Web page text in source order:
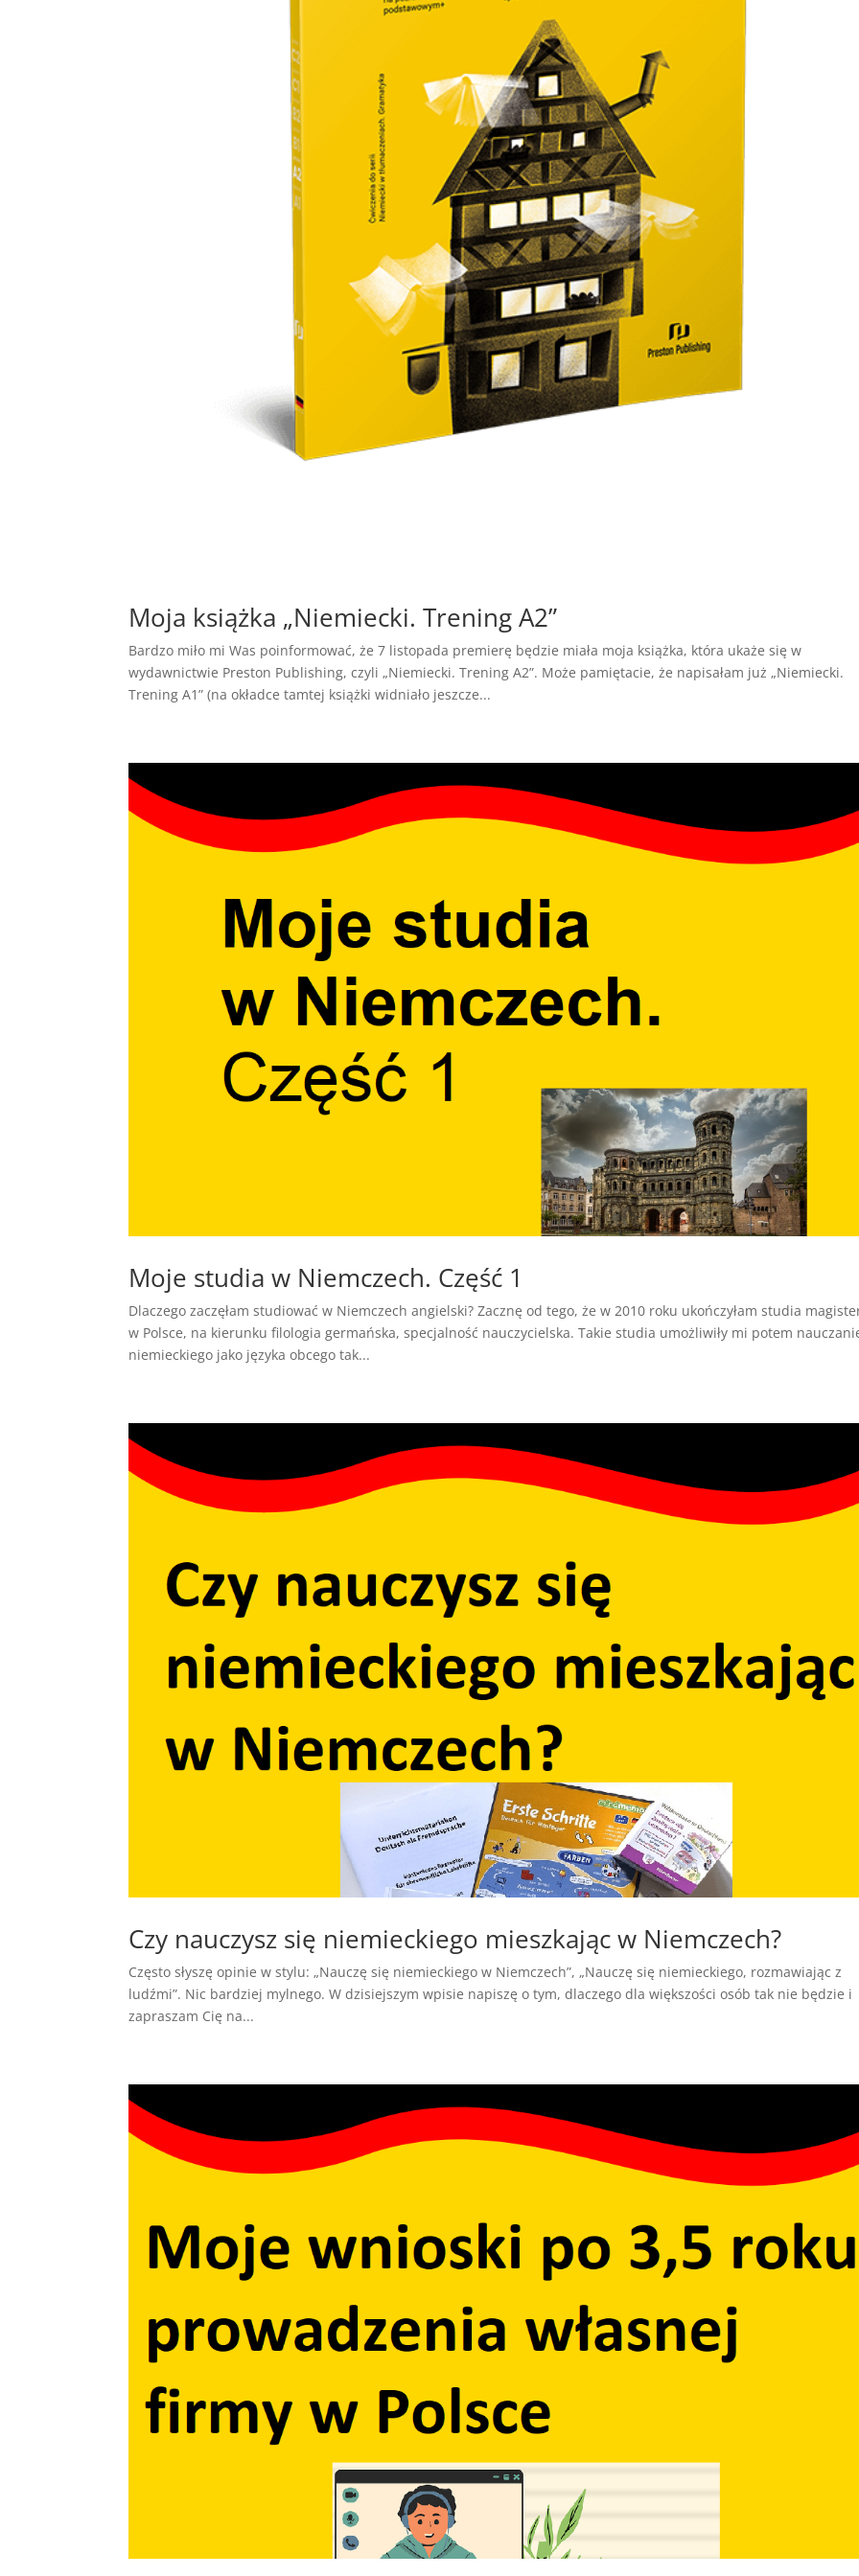
Moja książka „Niemiecki. Trening A2”
Bardzo miło mi Was poinformować, że 7 listopada premierę będzie miała moja książka, która ukaże się w
wydawnictwie Preston Publishing, czyli „Niemiecki. Trening A2”. Może pamiętacie, że napisałam już „Niemiecki.
Trening A1” (na okładce tamtej książki widniało jeszcze...
Moje studia w Niemczech. Część 1
Dlaczego zaczęłam studiować w Niemczech angielski? Zacznę od tego, że w 2010 roku ukończyłam studia
w Polsce, na kierunku filologia germańska, specjalność nauczycielska. Takie studia umożliwiły mi potem
niemieckiego jako języka obcego tak...
Czy nauczysz się niemieckiego mieszkając w Niemczech?
Często słyszę opinie w stylu: „Nauczę się niemieckiego w Niemczech”, „Nauczę się niemieckiego, rozmawiając z
ludźmi”. Nic bardziej mylnego. W dzisiejszym wpisie napiszę o tym, dlaczego dla większości osób tak nie będzie i
zapraszam Cię na...